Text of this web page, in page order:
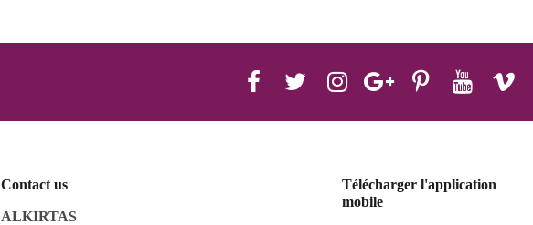
Contact us
ALKIRTAS
Télécharger l'application
mobile